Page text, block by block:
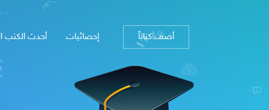
أحدث الكتب إحصائيات أضف كتاباً